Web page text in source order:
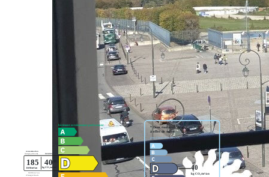
château, Cuisine aménagée, Salle à Manger avec parquet,
2 Chambres avec parquet et placards, Salle de Bains, Salle
Nos honoraires Nous contacter
Diagnostics énergétiques